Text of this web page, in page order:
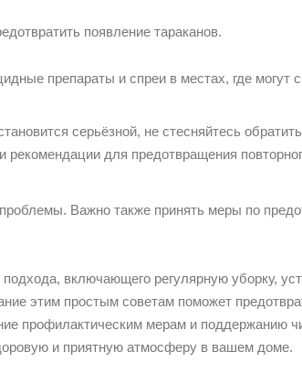
появление тараканов.
препараты и спреи в местах, где могут
серьёзной, не стесняйтесь
для предотвращения
Важно также принять меры по
включающего регулярную уборку,
этим простым советам поможет
профилактическим мерам и поддержанию
и приятную атмосферу в вашем доме.